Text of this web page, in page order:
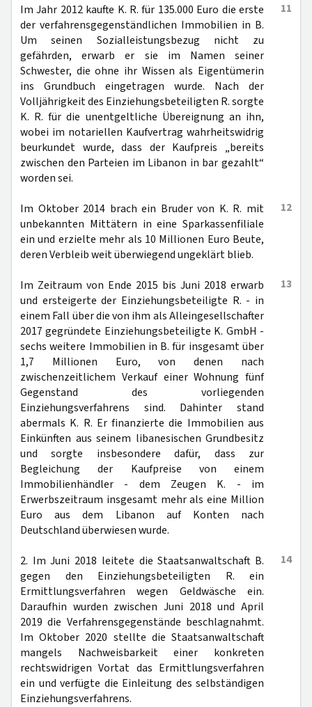
11
Im Jahr 2012 kaufte K. R. für 135.000 Euro die erste
der verfahrensgegenständlichen Immobilien in B.
Um seinen Sozialleistungsbezug nicht zu
gefährden, erwarb er sie im Namen seiner
Schwester, die ohne ihr Wissen als Eigentümerin
ins Grundbuch eingetragen wurde. Nach der
Volljährigkeit des Einziehungsbeteiligten R. sorgte
K. R. für die unentgeltliche Übereignung an ihn,
wobei im notariellen Kaufvertrag wahrheitswidrig
beurkundet wurde, dass der Kaufpreis „bereits
zwischen den Parteien im Libanon in bar gezahlt“
worden sei.
12
Im Oktober 2014 brach ein Bruder von K. R. mit
unbekannten Mittätern in eine Sparkassenfiliale
ein und erzielte mehr als 10 Millionen Euro Beute,
deren Verbleib weit überwiegend ungeklärt blieb.
13
Im Zeitraum von Ende 2015 bis Juni 2018 erwarb
und ersteigerte der Einziehungsbeteiligte R. - in
einem Fall über die von ihm als Alleingesellschafter
2017 gegründete Einziehungsbeteiligte K. GmbH -
sechs weitere Immobilien in B. für insgesamt über
1,7 Millionen Euro, von denen nach
zwischenzeitlichem Verkauf einer Wohnung fünf
Gegenstand des vorliegenden
Einziehungsverfahrens sind. Dahinter stand
abermals K. R. Er finanzierte die Immobilien aus
Einkünften aus seinem libanesischen Grundbesitz
und sorgte insbesondere dafür, dass zur
Begleichung der Kaufpreise von einem
Immobilienhändler - dem Zeugen K. - im
Erwerbszeitraum insgesamt mehr als eine Million
Euro aus dem Libanon auf Konten nach
Deutschland überwiesen wurde.
14
2. Im Juni 2018 leitete die Staatsanwaltschaft B.
gegen den Einziehungsbeteiligten R. ein
Ermittlungsverfahren wegen Geldwäsche ein.
Daraufhin wurden zwischen Juni 2018 und April
2019 die Verfahrensgegenstände beschlagnahmt.
Im Oktober 2020 stellte die Staatsanwaltschaft
mangels Nachweisbarkeit einer konkreten
rechtswidrigen Vortat das Ermittlungsverfahren
ein und verfügte die Einleitung des selbständigen
Einziehungsverfahrens.